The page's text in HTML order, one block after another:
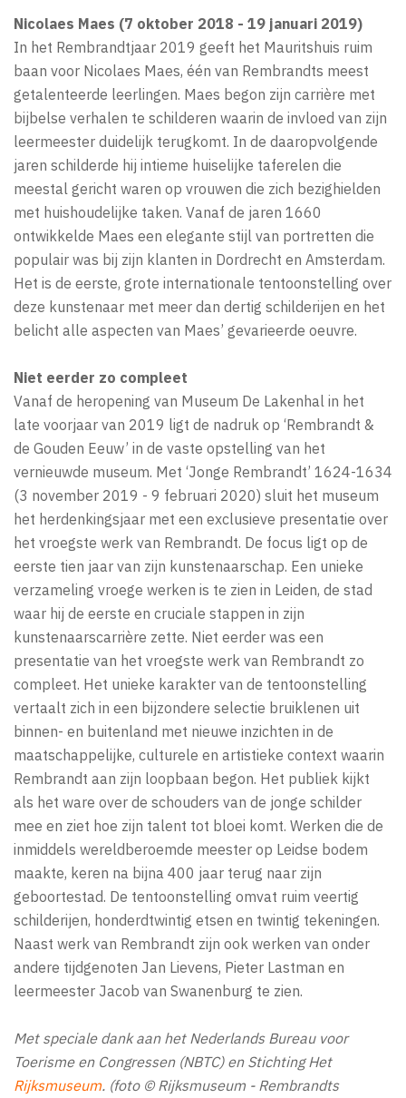
Nicolaes Maes (7 oktober 2018 - 19 januari 2019)
In het Rembrandtjaar 2019 geeft het Mauritshuis ruim
baan voor Nicolaes Maes, één van Rembrandts meest
getalenteerde leerlingen. Maes begon zijn carrière met
bijbelse verhalen te schilderen waarin de invloed van zijn
leermeester duidelijk terugkomt. In de daaropvolgende
jaren schilderde hij intieme huiselijke taferelen die
meestal gericht waren op vrouwen die zich bezighielden
met huishoudelijke taken. Vanaf de jaren 1660
ontwikkelde Maes een elegante stijl van portretten die
populair was bij zijn klanten in Dordrecht en Amsterdam.
Het is de eerste, grote internationale tentoonstelling over
deze kunstenaar met meer dan dertig schilderijen en het
belicht alle aspecten van Maes’ gevarieerde oeuvre.
Niet eerder zo compleet
Vanaf de heropening van Museum De Lakenhal in het
late voorjaar van 2019 ligt de nadruk op ‘Rembrandt &
de Gouden Eeuw’ in de vaste opstelling van het
vernieuwde museum. Met ‘Jonge Rembrandt’ 1624-1634
(3 november 2019 - 9 februari 2020) sluit het museum
het herdenkingsjaar met een exclusieve presentatie over
het vroegste werk van Rembrandt. De focus ligt op de
eerste tien jaar van zijn kunstenaarschap. Een unieke
verzameling vroege werken is te zien in Leiden, de stad
waar hij de eerste en cruciale stappen in zijn
kunstenaarscarrière zette. Niet eerder was een
presentatie van het vroegste werk van Rembrandt zo
compleet. Het unieke karakter van de tentoonstelling
vertaalt zich in een bijzondere selectie bruiklenen uit
binnen- en buitenland met nieuwe inzichten in de
maatschappelijke, culturele en artistieke context waarin
Rembrandt aan zijn loopbaan begon. Het publiek kijkt
als het ware over de schouders van de jonge schilder
mee en ziet hoe zijn talent tot bloei komt. Werken die de
inmiddels wereldberoemde meester op Leidse bodem
maakte, keren na bijna 400 jaar terug naar zijn
geboortestad. De tentoonstelling omvat ruim veertig
schilderijen, honderdtwintig etsen en twintig tekeningen.
Naast werk van Rembrandt zijn ook werken van onder
andere tijdgenoten Jan Lievens, Pieter Lastman en
leermeester Jacob van Swanenburg te zien.
Met speciale dank aan het Nederlands Bureau voor
Toerisme en Congressen (NBTC) en Stichting Het
Rijksmuseum. (foto © Rijksmuseum - Rembrandts